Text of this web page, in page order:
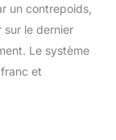
un contrepoids,
sur le dernier
Le système
et